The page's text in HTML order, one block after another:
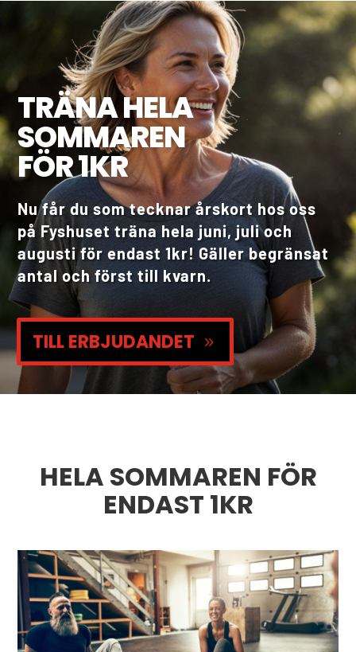
TRÄNA HELA
SOMMAREN
FÖR 1KR
Nu får du som tecknar årskort hos oss
på Fyshuset träna hela juni, juli och
augusti för endast 1kr! Gäller begränsat
antal och först till kvarn.
TILL ERBJUDANDET
HELA SOMMAREN FÖR
ENDAST 1KR